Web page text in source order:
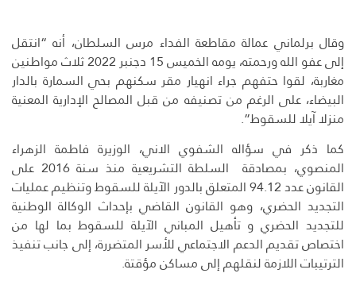
وقال برلماني عمالة مقاطعة الفداء مرس السلطان، أنه “انتقل
إلى عفو الله ورحمته، يومه الخميس 15 دجنبر 2022 ثلاث مواطنين
مغاربة، لقوا حتفهم جراء انهيار مقر سكنهم بحي السمارة بالدار
البيضاء، على الرغم من تصنيفه من قبل المصالح الإدارية المعنية
منزلا آيلا للسقوط”.
كما ذكر في سؤاله الشفوي الاني، الوزيرة فاطمة الزهراء
المنصوي، بمصادقة السلطة التشريعية منذ سنة 2016 على
القانون عدد 94.12 المتعلق بالدور الآيلة للسقوط وتنظيم عمليات
التجديد الحضري، وهو القانون القاضي بإحداث الوكالة الوطنية
للتجديد الحضري و تأهيل المباني الآيلة للسقوط بما لها من
اختصاص تقديم الدعم الاجتماعي للأسر المتضررة، إلى جانب تنفيذ
الترتيبات اللازمة لنقلهم إلى مساكن مؤقتة.